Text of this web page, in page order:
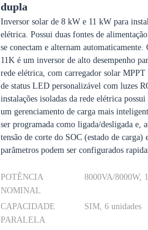
dupla
Inversor solar de 8 kW e 11 kW para
elétrica. Possui duas fontes de
se conectam e alternam
11K é um inversor de alto desempenho
rede elétrica, com carregador solar
de status LED personalizável com luzes
instalações isoladas da rede elétrica
um gerenciamento de carga mais
ser programada como ligada/desligada e,
tensão de corte do SOC (estado de carga)
parâmetros podem ser configurados
POTÊNCIA
NOMINAL
8000VA/8000W,
CAPACIDADE
PARALELA
SIM, 6 unidades